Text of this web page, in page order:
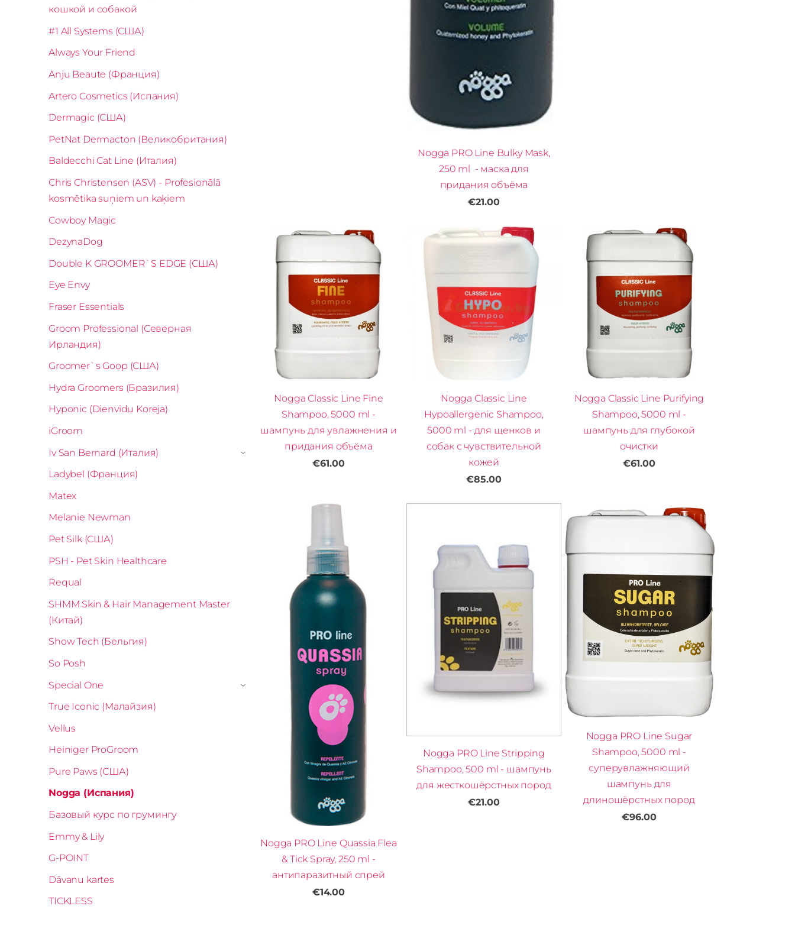
кошкой и собакой
#1 All Systems (США)
Always Your Friend
Anju Beaute (Франция)
Artero Cosmetics (Испания)
Dermagic (США)
PetNat Dermacton (Великобритания)
Baldecchi Cat Line (Италия)
Chris Christensen (ASV) - Profesionālā
kosmētika suņiem un kaķiem
Cowboy Magic
DezynaDog
Double K GROOMER`S EDGE (США)
Eye Envy
Fraser Essentials
Groom Professional (Северная
Ирландия)
Groomer`s Goop (США)
Hydra Groomers (Бразилия)
Hyponic (Dienvidu Koreja)
iGroom
Iv San Bernard (Италия)
›
Ladybel (Франция)
Matex
Melanie Newman
Pet Silk (США)
PSH - Pet Skin Healthcare
Requal
SHMM Skin & Hair Management Master
(Китай)
Show Tech (Бельгия)
So Posh
Special One
›
True Iconic (Малайзия)
Vellus
Heiniger ProGroom
Pure Paws (США)
Nogga (Испания)
Базовый курс по грумингу
Emmy & Lily
G-POINT
Dāvanu kartes
TICKLESS
Nogga PRO Line Bulky Mask,
250 ml - маска для
придания объёма
€21.00
Nogga Classic Line Fine
Shampoo, 5000 ml -
шампунь для увлажнения и
придания объёма
€61.00
Nogga Classic Line
Hypoallergenic Shampoo,
5000 ml - для щенков и
собак с чувствительной
кожей
€85.00
Nogga Classic Line Purifying
Shampoo, 5000 ml -
шампунь для глубокой
очистки
€61.00
Nogga PRO Line Quassia Flea
& Tick Spray, 250 ml -
антипаразитный спрей
€14.00
Nogga PRO Line Stripping
Shampoo, 500 ml - шампунь
для жесткошёрстных пород
€21.00
Nogga PRO Line Sugar
Shampoo, 5000 ml -
суперувлажняющий
шампунь для
длиношёрстных пород
€96.00